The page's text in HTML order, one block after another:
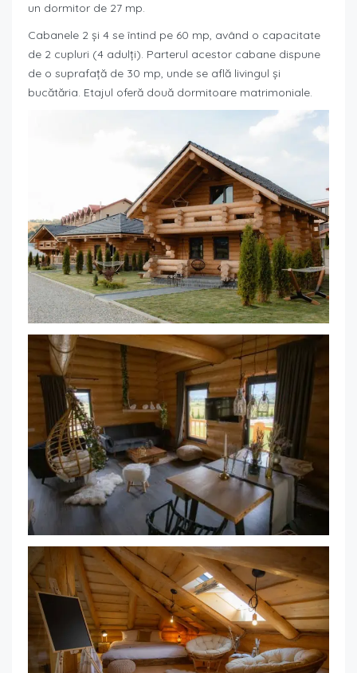
un dormitor de 27 mp.
Cabanele 2 și 4 se întind pe 60 mp, având o capacitate
de 2 cupluri (4 adulți). Parterul acestor cabane dispune
de o suprafață de 30 mp, unde se află livingul și
bucătăria. Etajul oferă două dormitoare matrimoniale.